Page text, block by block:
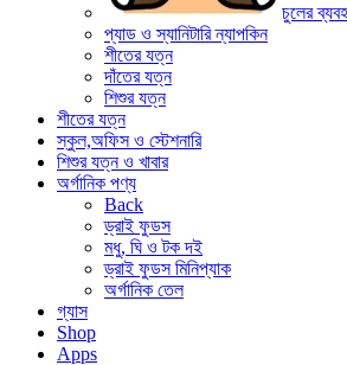
চুলের
প্যাড ও স্যানিটারি ন্যাপকিন
শীতের যত্ন
দাঁতের যত্ন
শিশুর যত্ন
শীতের যত্ন
স্কুল,অফিস ও স্টেশনারি
শিশুর যত্ন ও খাবার
অর্গানিক পণ্য
Back
ড্রাই ফুডস
মধু, ঘি ও টক দই
ড্রাই ফুডস মিনিপ্যাক
অর্গানিক তেল
গ্যাস
Shop
Apps